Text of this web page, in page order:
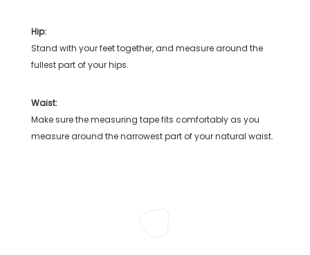
Hip:
Stand with your feet together, and measure around the
fullest part of your hips.
Waist:
Make sure the measuring tape fits comfortably as you
measure around the narrowest part of your natural waist.